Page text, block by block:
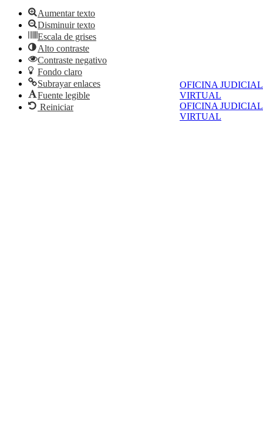
OFICINA JUDICIAL
VIRTUAL
OFICINA JUDICIAL
VIRTUAL
Aumentar texto
Disminuir texto
Escala de grises
Alto contraste
Contraste negativo
Fondo claro
Subrayar enlaces
Fuente legible
Reiniciar